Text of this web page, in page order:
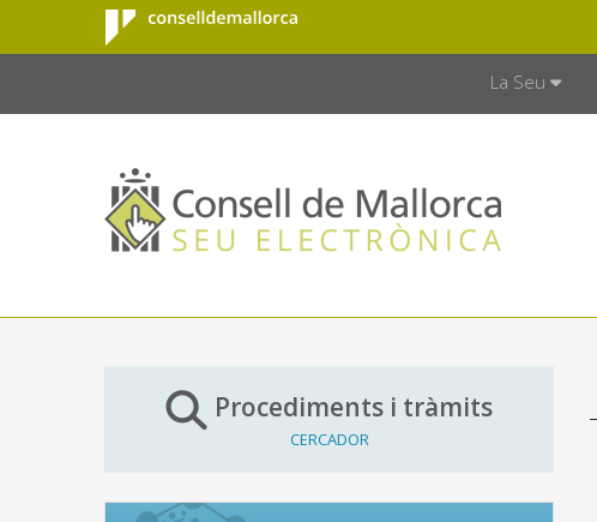
Salta al contingut principal
Consell de
Mallorca
La Seu
Procediments i tràmits
CERCADOR